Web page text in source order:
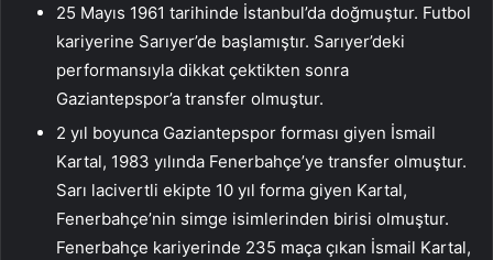
25 Mayıs 1961 tarihinde İstanbul’da doğmuştur. Futbol
kariyerine Sarıyer’de başlamıştır. Sarıyer’deki
performansıyla dikkat çektikten sonra
Gaziantepspor’a transfer olmuştur.
2 yıl boyunca Gaziantepspor forması giyen İsmail
Kartal, 1983 yılında Fenerbahçe’ye transfer olmuştur.
Sarı lacivertli ekipte 10 yıl forma giyen Kartal,
Fenerbahçe’nin simge isimlerinden birisi olmuştur.
Fenerbahçe kariyerinde 235 maça çıkan İsmail Kartal,